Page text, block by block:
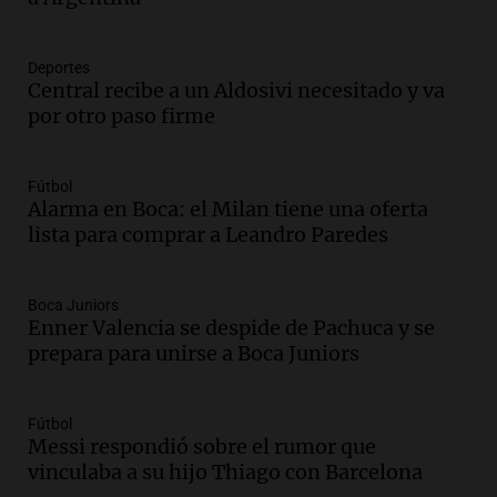
Episodios
Audio.Los Tekis presentaron
"Cordillera y Mar" y llenaron de
Juntos
Episodios
Audio.La Expo La Bulaye 2026
Noticias
Episodios
Audio.
Córdoba: destituyeron a la
del Lago y se atrincheró
Juntos
Episodios
Deportes
Central recibe a un Aldosivi necesitado y va
por otro paso firme
Fútbol
Alarma en Boca: el Milan tiene una oferta
lista para comprar a Leandro Paredes
Boca Juniors
Enner Valencia se despide de Pachuca y se
prepara para unirse a Boca Juniors
Fútbol
Messi respondió sobre el rumor que
vinculaba a su hijo Thiago con Barcelona